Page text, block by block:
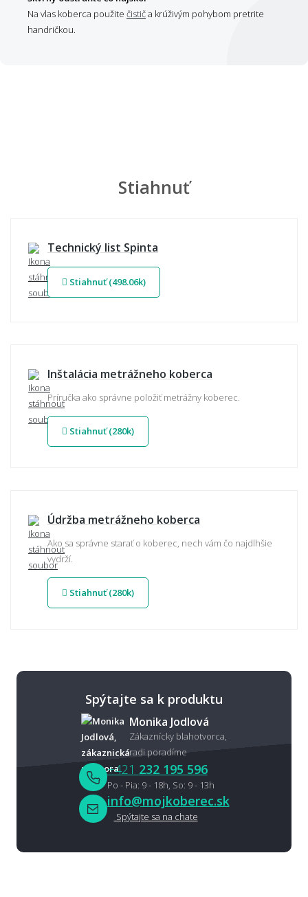
Na vlas koberca použite čističa krúživým pohybom pretrite
handričkou.
Stiahnuť
Technický list Spinta
Stiahnuť (498.06k)
Inštalácia metrážneho koberca
Príručka ako správne položiť metrážny koberec.
Stiahnuť (280k)
Údržba metrážneho koberca
Ako sa správne starať o koberec, nech vám čo najdlhšie
vydrží.
Stiahnuť (280k)
Spýtajte sa k produktu
Monika Jodlová
Zákaznícky blahotvorca,
radi poradíme
+421 232 195 596
Po - Pia: 9 - 18h, So: 9 - 13h
info@mojkoberec.sk
Spýtajte sa na chate